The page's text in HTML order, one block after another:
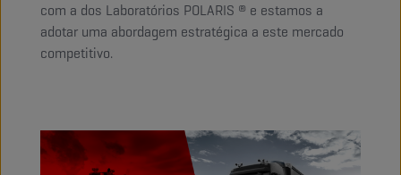
com a dos Laboratórios POLARIS ® e estamos a
adotar uma abordagem estratégica a este mercado
competitivo.